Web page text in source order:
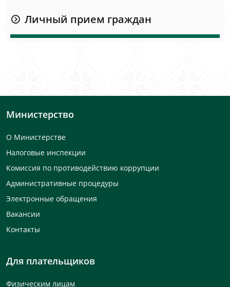
Личный прием граждан
Министерство
О Министерстве
Налоговые инспекции
Комиссия по противодействию коррупции
Административные процедуры
Электронные обращения
Вакансии
Контакты
Для плательщиков
Физическим лицам